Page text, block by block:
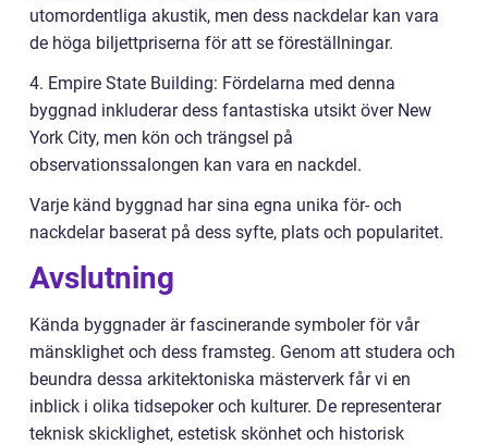
utomordentliga akustik, men dess nackdelar kan vara
de höga biljettpriserna för att se föreställningar.
4. Empire State Building: Fördelarna med denna
byggnad inkluderar dess fantastiska utsikt över New
York City, men kön och trängsel på
observationssalongen kan vara en nackdel.
Varje känd byggnad har sina egna unika för- och
nackdelar baserat på dess syfte, plats och popularitet.
Avslutning
Kända byggnader är fascinerande symboler för vår
mänsklighet och dess framsteg. Genom att studera och
beundra dessa arkitektoniska mästerverk får vi en
inblick i olika tidsepoker och kulturer. De representerar
teknisk skicklighet, estetisk skönhet och historisk